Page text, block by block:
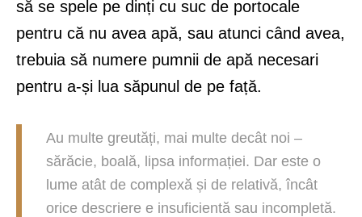
să se spele pe dinți cu suc de portocale
pentru că nu avea apă, sau atunci când avea,
trebuia să numere pumnii de apă necesari
pentru a-și lua săpunul de pe față.
Au multe greutăți, mai multe decât noi –
sărăcie, boală, lipsa informației. Dar este o
lume atât de complexă și de relativă, încât
orice descriere e insuficientă sau incompletă.